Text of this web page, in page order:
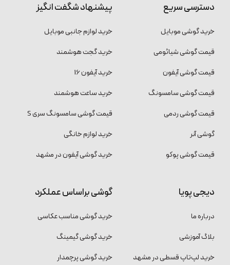
دسترسی سریع
خرید گوشی موبایل
قیمت گوشی شیائومی
قیمت گوشی آیفون
قیمت گوشی سامسونگ
قیمت گوشی ردمی
گوشی آنر
قیمت گوشی پوکو
پیشنهاد شگفت انگیز
خرید لوازم جانبی موبایل
خرید گجت هوشمند
خرید آیفون 16
خرید ساعت هوشمند
قیمت گوشی سامسونگ سری S
خرید لوازم خانگی
خرید گوشی آیفون در مشهد
دیجی پویا
درباره ما
بلاگ آموزشی
خرید لپ‌تاپ قسطی در مشهد
گوشی براساس عملکرد
خرید گوشی مناسب عکاسی
خرید گوشی گیمینگ
خرید گوشی پرچمدار